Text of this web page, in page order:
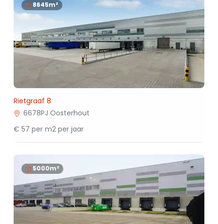
8645m²
Rietgraaf 8
6678PJ Oosterhout
€ 57 per m2 per jaar
5000m²